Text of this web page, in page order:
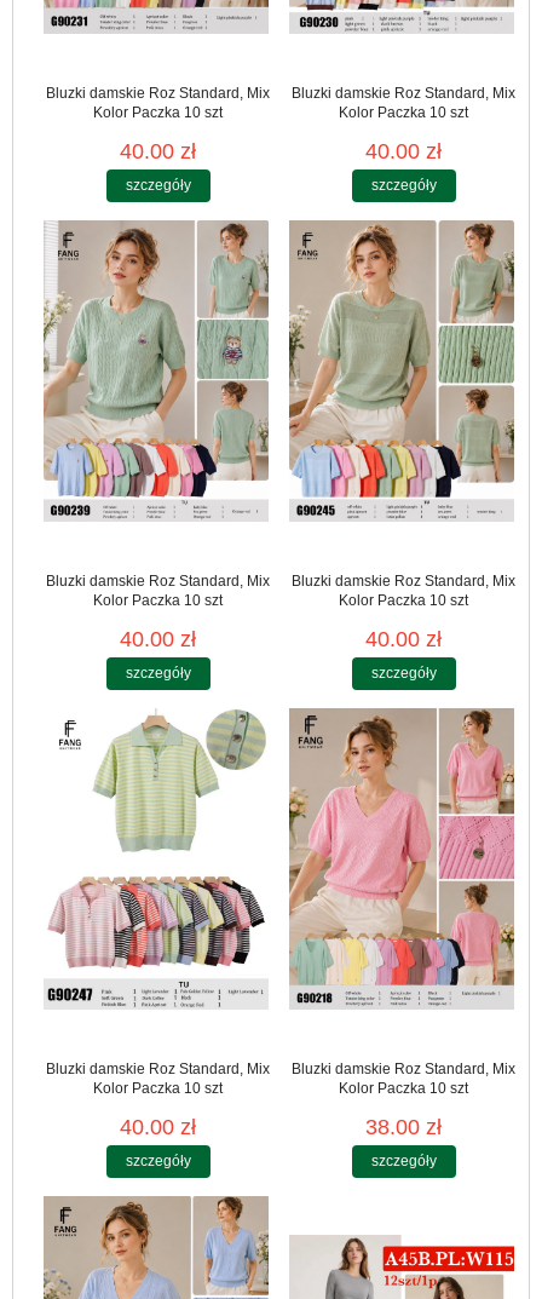
Bluzki damskie Roz Standard, Mix
Kolor Paczka 10 szt
40.00 zł
szczegóły
Bluzki damskie Roz Standard, Mix
Kolor Paczka 10 szt
40.00 zł
szczegóły
Bluzki damskie Roz Standard, Mix
Kolor Paczka 10 szt
40.00 zł
szczegóły
Bluzki damskie Roz Standard, Mix
Kolor Paczka 10 szt
40.00 zł
szczegóły
Bluzki damskie Roz Standard, Mix
Kolor Paczka 10 szt
40.00 zł
szczegóły
Bluzki damskie Roz Standard, Mix
Kolor Paczka 10 szt
38.00 zł
szczegóły